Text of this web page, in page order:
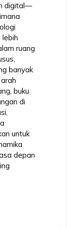
digital—
lebih
ruang
banyak
buku
di
untuk
depan